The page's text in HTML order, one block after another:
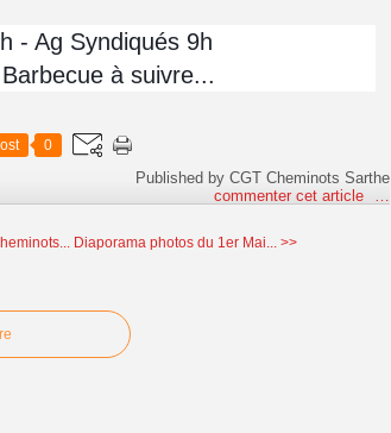
- Ag Syndiqués 9h
à suivre...
0
Published by CGT Cheminots Sarthe
commenter cet article
Diaporama photos du 1er Mai... >>